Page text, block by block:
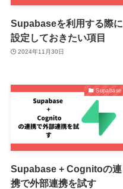
Supabaseを利用する際に
設定しておきたい項目
2024年11月30日
Supabase
Supabase + Cognitoの連
携で外部連携を試す